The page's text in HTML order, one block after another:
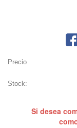
Precio
Stock:
Si desea